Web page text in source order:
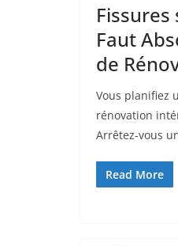
Fissures
Faut
de
Vous planifiez
rénovation
Arrêtez-vous
Read More